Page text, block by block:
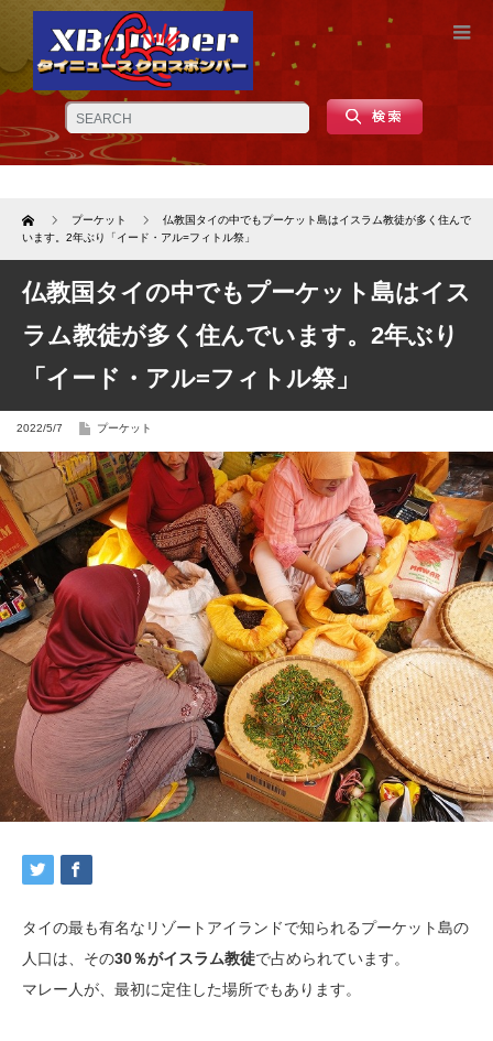
Home プーケット
仏教国タイの中でもプーケット島はイスラム教徒が多く住んで
います。2年ぶり「イード・アル=フィトル祭」
仏教国タイの中でもプーケット島はイス
ラム教徒が多く住んでいます。2年ぶり
「イード・アル=フィトル祭」
2022/5/7 プーケット
タイの最も有名なリゾートアイランドで知られるプーケット島の
人口は、その30％がイスラム教徒で占められています。
マレー人が、最初に定住した場所でもあります。